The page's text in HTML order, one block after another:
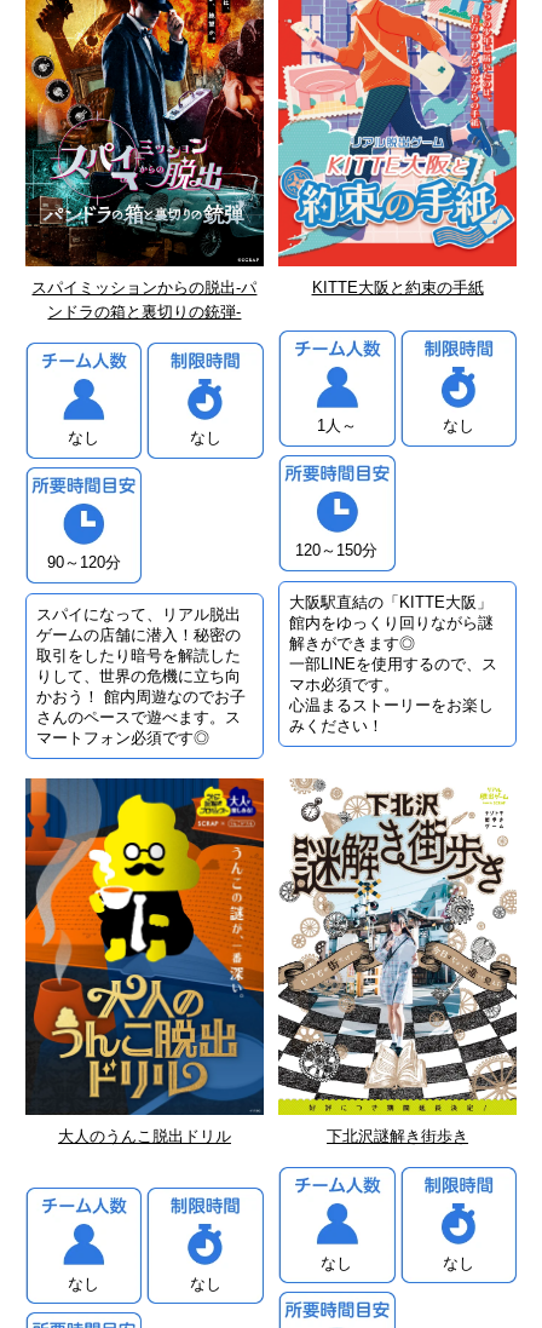
スパイミッションからの脱出-パ
ンドラの箱と裏切りの銃弾-
なし なし
90～120分
スパイになって、リアル脱出
ゲームの店舗に潜入！秘密の
取引をしたり暗号を解読した
りして、世界の危機に立ち向
かおう！ 館内周遊なのでお子
さんのペースで遊べます。ス
マートフォン必須です◎
KITTE大阪と約束の手紙
1人～ なし
120～150分
大阪駅直結の「KITTE大阪」
館内をゆっくり回りながら謎
解きができます◎
一部LINEを使用するので、ス
マホ必須です。
心温まるストーリーをお楽し
みください！
大人のうんこ脱出ドリル
なし なし
下北沢謎解き街歩き
なし なし